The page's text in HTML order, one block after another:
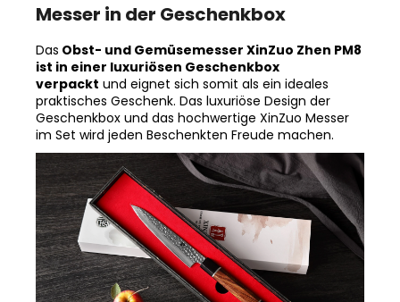
Messer in der Geschenkbox
Das Obst- und Gemüsemesser XinZuo Zhen PM8
ist in einer luxuriösen Geschenkbox
verpackt und eignet sich somit als ein ideales
praktisches Geschenk. Das luxuriöse Design der
Geschenkbox und das hochwertige XinZuo Messer
im Set wird jeden Beschenkten Freude machen.